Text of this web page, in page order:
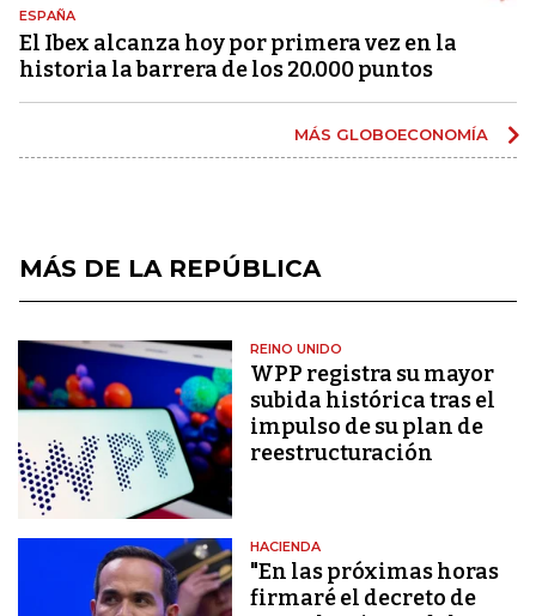
ESPAÑA
El Ibex alcanza hoy por primera vez en la
historia la barrera de los 20.000 puntos
MÁS GLOBOECONOMÍA
MÁS DE LA REPÚBLICA
REINO UNIDO
WPP registra su mayor
subida histórica tras el
impulso de su plan de
reestructuración
HACIENDA
"En las próximas horas
firmaré el decreto de